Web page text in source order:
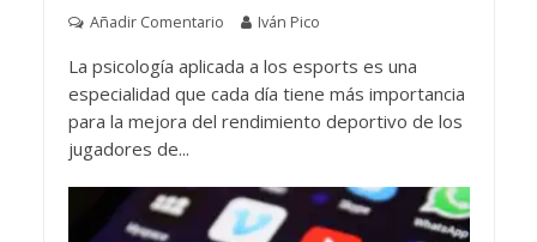
Añadir Comentario Iván Pico
La psicología aplicada a los esports es una
especialidad que cada día tiene más importancia
para la mejora del rendimiento deportivo de los
jugadores de...